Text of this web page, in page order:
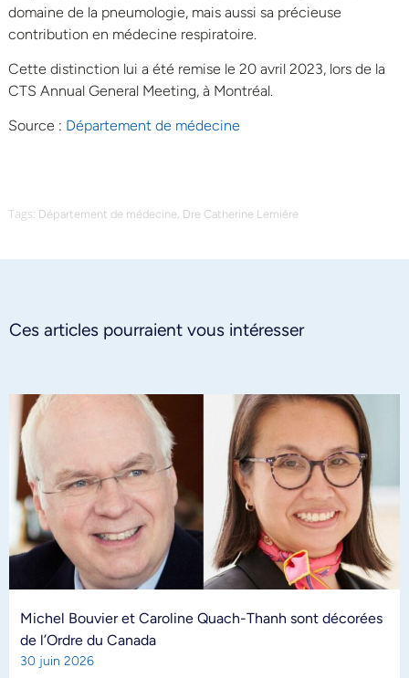
domaine de la pneumologie, mais aussi sa précieuse
contribution en médecine respiratoire.
Cette distinction lui a été remise le 20 avril 2023, lors de la
CTS Annual General Meeting, à Montréal.
Source : Département de médecine
Tags: Département de médecine, Dre Catherine Lemière
Ces articles pourraient vous intéresser
Michel Bouvier et Caroline Quach-Thanh sont décorées
de l’Ordre du Canada
30 juin 2026